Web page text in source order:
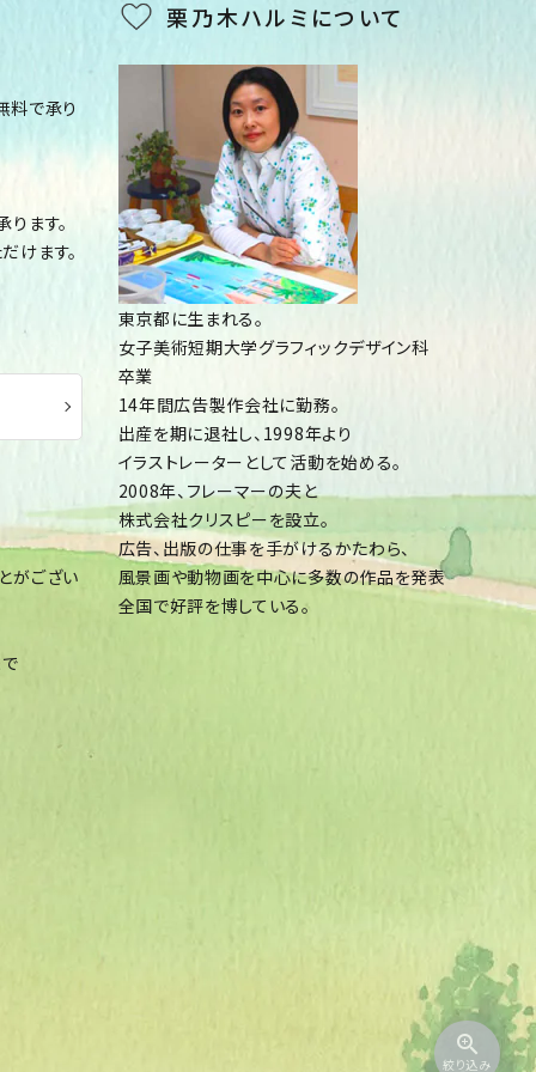
zoom_in
絞り込み
料で承り
ます。
けます。
がござい
栗乃木ハルミについて
東京都に生まれる。
女子美術短期大学グラフィックデザイン科
卒業
14年間広告製作会社に勤務。
出産を期に退社し、1998年より
イラストレーターとして 活動を始める。
2008年、フレーマーの夫と
株式会社クリスピーを設立。
広告、出版の仕事を手がけるかたわら、
風景画や動物画を中心に多数の作品を発表
全国で好評を博している。